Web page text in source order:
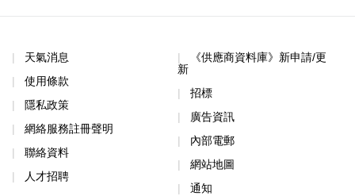
天氣消息
使用條款
隱私政策
網絡服務註冊聲明
聯絡資料
人才招聘
《供應商資料庫》新申請/更
新
招標
廣告資訊
內部電郵
網站地圖
通知